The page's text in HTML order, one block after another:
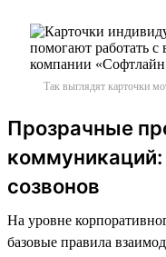
Так выглядят карточки
Прозрачные
созвонов
На уровне
базовые правила